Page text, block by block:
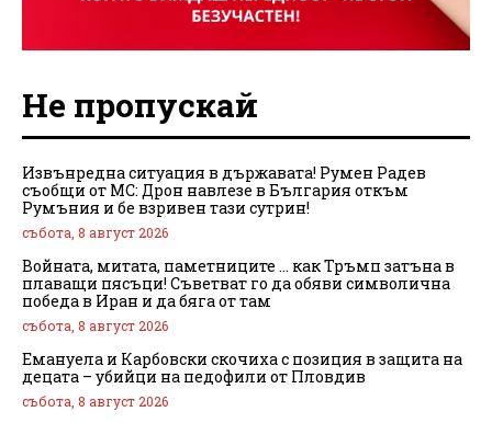
Не пропускай
Извънредна ситуация в държавата! Румен Радев
съобщи от МС: Дрон навлезе в България откъм
Румъния и бе взривен тази сутрин!
събота, 8 август 2026
Войната, митата, паметниците … как Тръмп затъна в
плаващи пясъци! Съветват го да обяви символична
победа в Иран и да бяга от там
събота, 8 август 2026
Емануела и Карбовски скочиха с позиция в защита на
децата – убийци на педофили от Пловдив
събота, 8 август 2026